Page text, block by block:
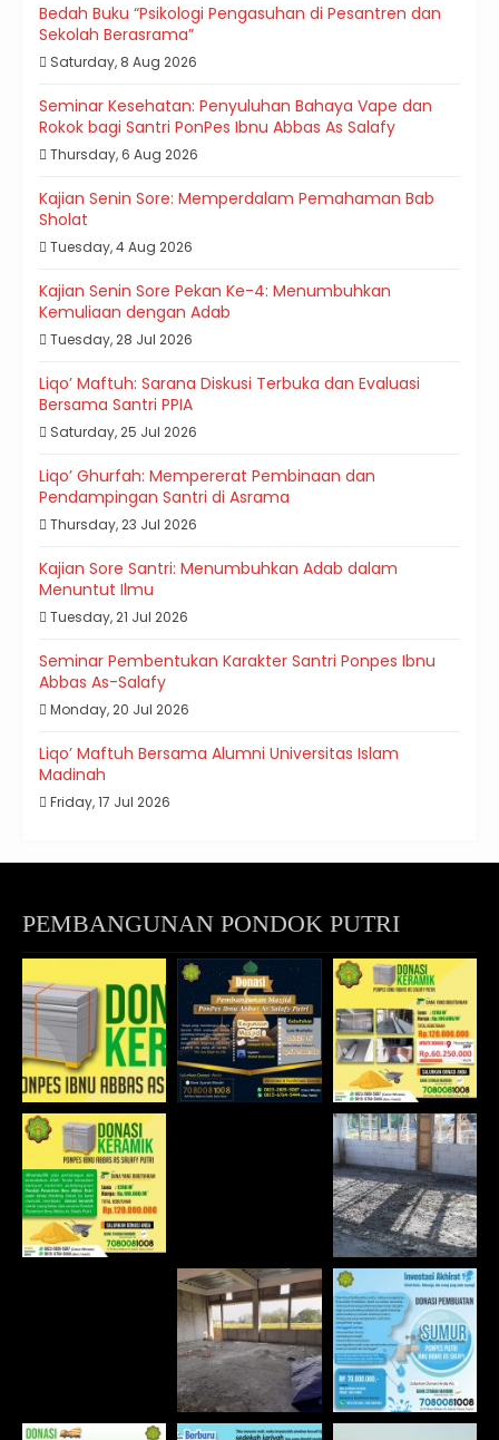
Bedah Buku “Psikologi Pengasuhan di Pesantren dan
Sekolah Berasrama”
Saturday, 8 Aug 2026
Seminar Kesehatan: Penyuluhan Bahaya Vape dan
Rokok bagi Santri PonPes Ibnu Abbas As Salafy
Thursday, 6 Aug 2026
Kajian Senin Sore: Memperdalam Pemahaman Bab
Sholat
Tuesday, 4 Aug 2026
Kajian Senin Sore Pekan Ke-4: Menumbuhkan
Kemuliaan dengan Adab
Tuesday, 28 Jul 2026
Liqo’ Maftuh: Sarana Diskusi Terbuka dan Evaluasi
Bersama Santri PPIA
Saturday, 25 Jul 2026
Liqo’ Ghurfah: Mempererat Pembinaan dan
Pendampingan Santri di Asrama
Thursday, 23 Jul 2026
Kajian Sore Santri: Menumbuhkan Adab dalam
Menuntut Ilmu
Tuesday, 21 Jul 2026
Seminar Pembentukan Karakter Santri Ponpes Ibnu
Abbas As-Salafy
Monday, 20 Jul 2026
Liqo’ Maftuh Bersama Alumni Universitas Islam
Madinah
Friday, 17 Jul 2026
PEMBANGUNAN PONDOK PUTRI